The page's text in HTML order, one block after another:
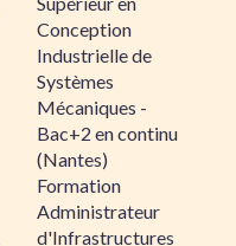
Conception
Industrielle de
Systèmes
Mécaniques -
Bac+2 en continu
(Nantes)
Formation
Administrateur
d'Infrastructures